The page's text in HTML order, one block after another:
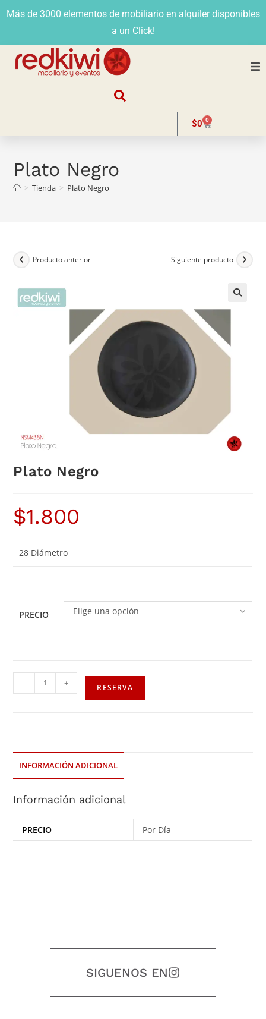
Más de 3000 elementos de mobiliario en alquiler disponibles
a un Click!
Contacto
$0 0
Plato Negro
> Tienda > Plato Negro
Producto anterior Siguiente producto
Plato Negro
$1.800
28 Diámetro
PRECIO Elige una opción
- + RESERVA
INFORMACIÓN ADICIONAL
Información adicional
PRECIO Por Día
SIGUENOS EN